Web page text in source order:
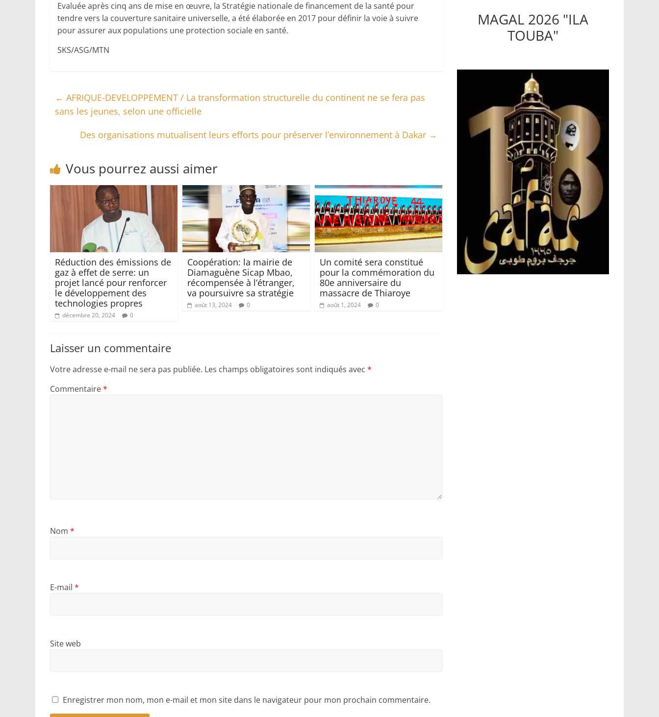
Evaluée après cinq ans de mise en œuvre, la Stratégie nationale de financement de la santé pour
tendre vers la couverture sanitaire universelle, a été élaborée en 2017 pour définir la voie à suivre
pour assurer aux populations une protection sociale en santé.
SKS/ASG/MTN
← AFRIQUE-DEVELOPPEMENT / La transformation structurelle du continent ne se fera pas
sans les jeunes, selon une officielle
Des organisations mutualisent leurs efforts pour préserver l’environnement à Dakar →
Vous pourrez aussi aimer
Réduction des émissions de
gaz à effet de serre: un
projet lancé pour renforcer
le développement des
technologies propres
décembre 20, 2024 0
Coopération: la mairie de
Diamaguène Sicap Mbao,
récompensée à l’étranger,
va poursuivre sa stratégie
août 13, 2024 0
Un comité sera constitué
pour la commémoration du
80e anniversaire du
massacre de Thiaroye
août 1, 2024 0
Laisser un commentaire
Votre adresse e-mail ne sera pas publiée. Les champs obligatoires sont indiqués avec *
Commentaire*
Nom *
E-mail *
Site web
Enregistrer mon nom, mon e-mail et mon site dans le navigateur pour mon prochain commentaire.
MAGAL 2026 "ILA
TOUBA"